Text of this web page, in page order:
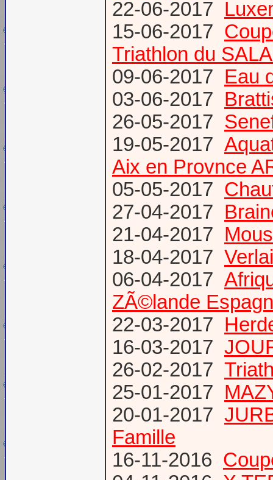
22-06-2017
15-06-2017
Triathlon du
09-06-2017 Eau
03-06-2017
26-05-2017
19-05-2017
Aix en Provnce
05-05-2017
27-04-2017
21-04-2017
18-04-2017
06-04-2017
ZÃ©lande
22-03-2017
16-03-2017
26-02-2017
25-01-2017
20-01-2017
Famille
16-11-2016